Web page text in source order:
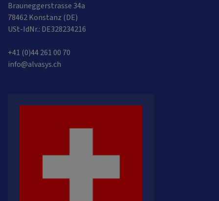
Brauneggerstrasse 34a
78462 Konstanz (DE)
USt-IdNr.: DE328234216
+41 (0)44 261 00 70
info@alvasys.ch